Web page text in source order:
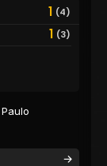
1 (4)
1 (3)